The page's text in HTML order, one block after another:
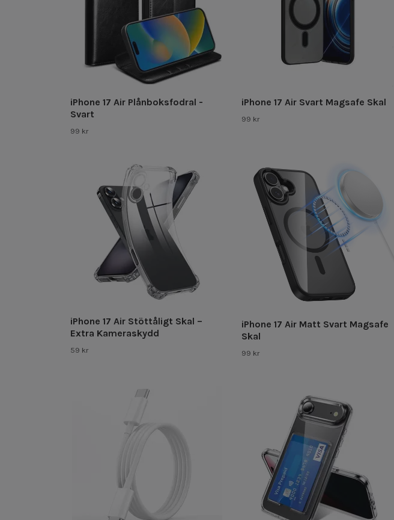
iPhone 17 Air Plånboksfodral -
Svart
99 kr
iPhone 17 Air Svart Magsafe Skal
99 kr
iPhone 17 Air Stöttåligt Skal –
Extra Kameraskydd
59 kr
iPhone 17 Air Matt Svart Magsafe
Skal
99 kr